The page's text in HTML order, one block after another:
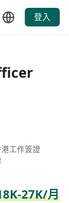
登入
工作簽證
27K/月